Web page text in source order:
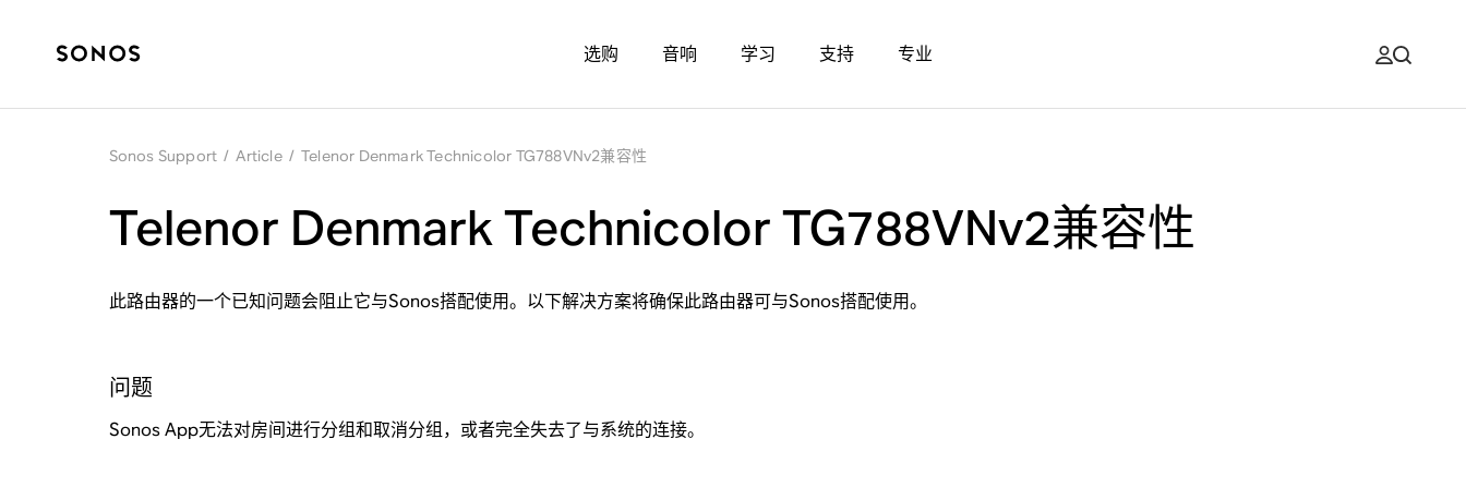
选购 音响 学习 支持 专业
Sonos Support / Article / Telenor Denmark Technicolor TG788VNv2兼容性
Telenor Denmark Technicolor TG788VNv2兼容性
此路由器的一个已知问题会阻止它与Sonos搭配使用。以下解决方案将确保此路由器可与Sonos搭配使用。
问题
Sonos App无法对房间进行分组和取消分组，或者完全失去了与系统的连接。